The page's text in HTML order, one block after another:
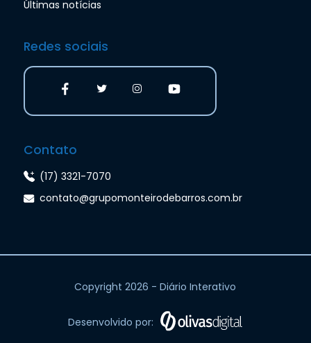
Últimas notícias
Redes sociais
Contato
(17) 3321-7070
contato@grupomonteirodebarros.com.br
Copyright 2026 - Diário Interativo
Desenvolvido por: